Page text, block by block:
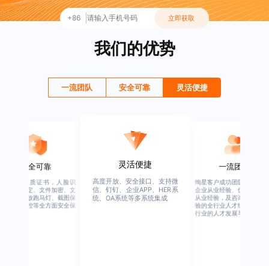
+86 立即获取
我们的优势
一流团队 安全可靠 灵活便捷
安全可靠
业权威资质证书，人脸识
、设备绑定、文件加密、文
水印、播放跑马灯、截图保
、权限管控等全方面安全保
灵活便捷
高度开放、安全接口、支持微
信、钉钉、企业APP、HER系
统、OA系统等多系统集成
一流团队
绚星客户成功团队，由有多
企业从业经验、优秀培训机
从业经验，及咨询公司从业
验的全行业人才组成，涉猎
行业的人才发展与培养模块